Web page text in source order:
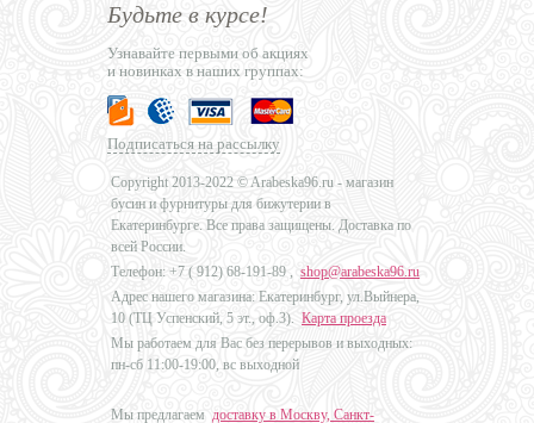
Будьте в курсе!
Узнавайте первыми об акциях
и новинках в наших группах:
Подписаться на рассылку
Copyright 2013-2022 © Arabeska96.ru - магазин
бусин и фурнитуры для бижутерии в
Екатеринбурге. Все права защищены. Доставка по
всей России.
Телефон: +7 ( 912) 68-191-89 , shop@arabeska96.ru
Адрес нашего магазина: Екатеринбург, ул.Выйнера,
10 (ТЦ Успенский, 5 эт., оф.3). Карта проезда
Мы работаем для Вас без перерывов и выходных:
пн-сб 11:00-19:00, вс выходной
Мы предлагаем доставку в Москву, Санкт-